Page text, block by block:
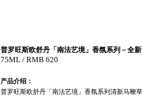
普罗旺斯欧舒丹「南法艺境」香氛系列－全新
75ML / RMB 620
产品介绍：
普罗旺斯欧舒丹「南法艺境」香氛系列清新马鞭